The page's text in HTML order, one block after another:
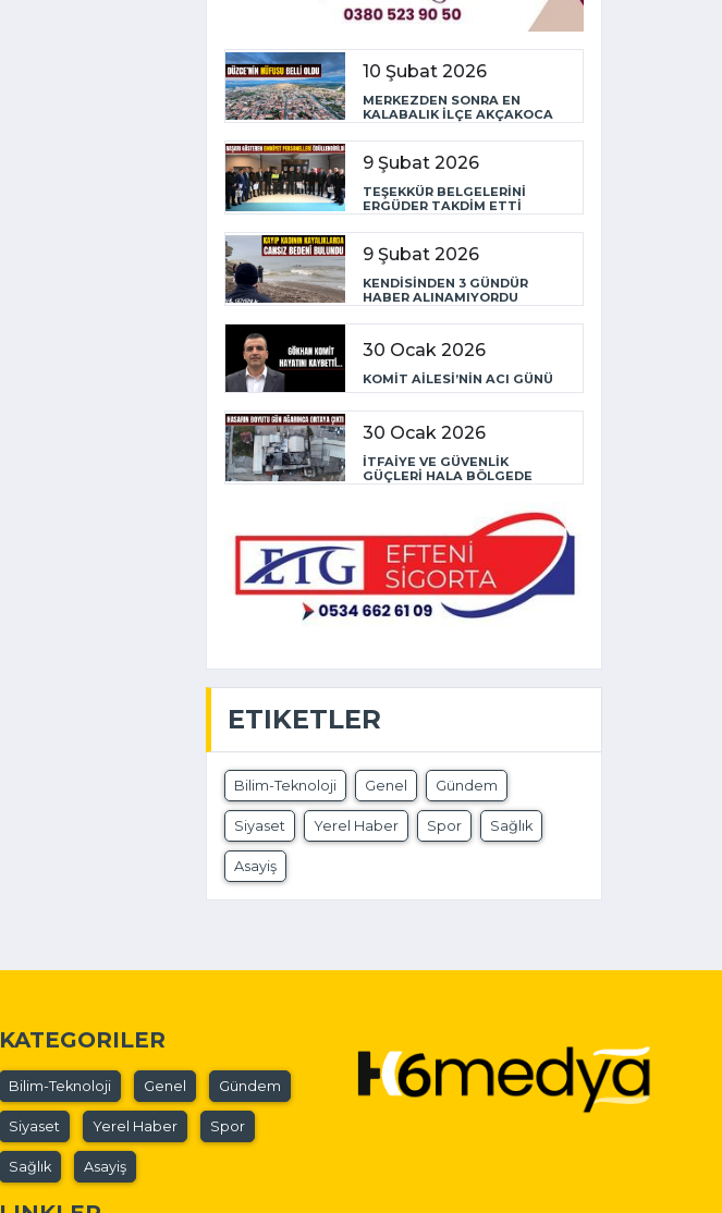
10 Şubat 2026
MERKEZDEN SONRA EN
KALABALIK İLÇE AKÇAKOCA
9 Şubat 2026
TEŞEKKÜR BELGELERİNİ
ERGÜDER TAKDİM ETTİ
9 Şubat 2026
KENDİSİNDEN 3 GÜNDÜR
HABER ALINAMIYORDU
30 Ocak 2026
KOMİT AİLESİ’NİN ACI GÜNÜ
30 Ocak 2026
İTFAİYE VE GÜVENLİK
GÜÇLERİ HALA BÖLGEDE
ETIKETLER
Bilim-Teknoloji Genel Gündem
Siyaset Yerel Haber Spor Sağlık
Asayiş
KATEGORILER
Bilim-Teknoloji Genel Gündem
Siyaset Yerel Haber Spor
Sağlık Asayiş